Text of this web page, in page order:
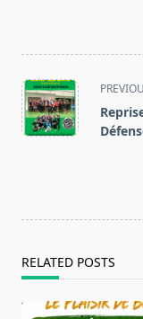
<span
class="nav-
subtitle
RELATED POSTS